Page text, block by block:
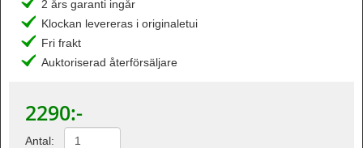
2 års garanti ingår
Klockan levereras i originaletui
Fri frakt
Auktoriserad återförsäljare
2290:-
Antal: